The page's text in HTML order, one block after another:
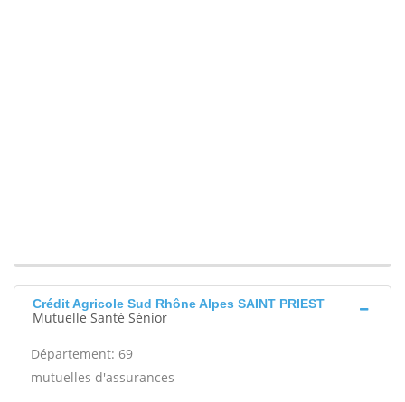
Crédit Agricole Sud Rhône Alpes SAINT PRIEST
Mutuelle Santé Sénior
Département: 69
mutuelles d'assurances